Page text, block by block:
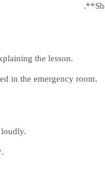
the lesson.
in the emergency room.